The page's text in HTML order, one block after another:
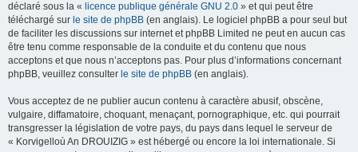
déclaré sous la « licence publique générale GNU 2.0 » et qui peut être
téléchargé sur le site de phpBB (en anglais). Le logiciel phpBB a pour seul but
de faciliter les discussions sur internet et phpBB Limited ne peut en aucun cas
être tenu comme responsable de la conduite et du contenu que nous
acceptons et que nous n’acceptons pas. Pour plus d’informations concernant
phpBB, veuillez consulter le site de phpBB (en anglais).
Vous acceptez de ne publier aucun contenu à caractère abusif, obscène,
vulgaire, diffamatoire, choquant, menaçant, pornographique, etc. qui pourrait
transgresser la législation de votre pays, du pays dans lequel le serveur de
« Korvigelloù An DROUIZIG » est hébergé ou encore la loi internationale. Si